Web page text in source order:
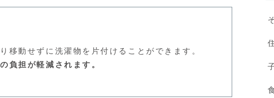
移動せずに洗濯物を片付けることができます。
負担が軽減されます。